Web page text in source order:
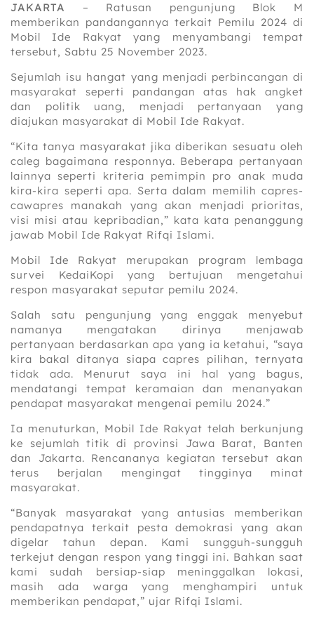
JAKARTA – Ratusan pengunjung Blok M
memberikan pandangannya terkait Pemilu 2024 di
Mobil Ide Rakyat yang menyambangi tempat
tersebut, Sabtu 25 November 2023.
Sejumlah isu hangat yang menjadi perbincangan di
masyarakat seperti pandangan atas hak angket
dan politik uang, menjadi pertanyaan yang
diajukan masyarakat di Mobil Ide Rakyat.
“Kita tanya masyarakat jika diberikan sesuatu oleh
caleg bagaimana responnya. Beberapa pertanyaan
lainnya seperti kriteria pemimpin pro anak muda
kira-kira seperti apa. Serta dalam memilih capres-
cawapres manakah yang akan menjadi prioritas,
visi misi atau kepribadian,” kata kata penanggung
jawab Mobil Ide Rakyat Rifqi Islami.
Mobil Ide Rakyat merupakan program lembaga
survei KedaiKopi yang bertujuan mengetahui
respon masyarakat seputar pemilu 2024.
Salah satu pengunjung yang enggak menyebut
namanya mengatakan dirinya menjawab
pertanyaan berdasarkan apa yang ia ketahui, “saya
kira bakal ditanya siapa capres pilihan, ternyata
tidak ada. Menurut saya ini hal yang bagus,
mendatangi tempat keramaian dan menanyakan
pendapat masyarakat mengenai pemilu 2024.”
Ia menuturkan, Mobil Ide Rakyat telah berkunjung
ke sejumlah titik di provinsi Jawa Barat, Banten
dan Jakarta. Rencananya kegiatan tersebut akan
terus berjalan mengingat tingginya minat
masyarakat.
“Banyak masyarakat yang antusias memberikan
pendapatnya terkait pesta demokrasi yang akan
digelar tahun depan. Kami sungguh-sungguh
terkejut dengan respon yang tinggi ini. Bahkan saat
kami sudah bersiap-siap meninggalkan lokasi,
masih ada warga yang menghampiri untuk
memberikan pendapat,” ujar Rifqi Islami.